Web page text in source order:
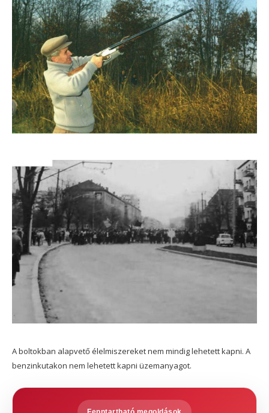
A boltokban alapvető élelmiszereket nem mindig lehetett kapni. A
benzinkutakon nem lehetett kapni üzemanyagot.